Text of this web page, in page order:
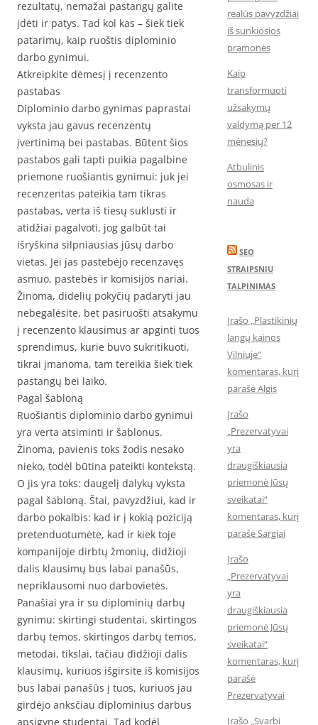
rezultatų, nemažai pastangų galite
įdėti ir patys. Tad kol kas – šiek tiek
patarimų, kaip ruoštis diplominio
darbo gynimui.
Atkreipkite dėmesį į recenzento
pastabas
Diplominio darbo gynimas paprastai
vyksta jau gavus recenzentų
įvertinimą bei pastabas. Būtent šios
pastabos gali tapti puikia pagalbine
priemone ruošiantis gynimui: juk jei
recenzentas pateikia tam tikras
pastabas, verta iš tiesų suklusti ir
atidžiai pagalvoti, jog galbūt tai
išryškina silpniausias jūsų darbo
vietas. Jei jas pastebėjo recenzavęs
asmuo, pastebės ir komisijos nariai.
Žinoma, didelių pokyčių padaryti jau
nebegalėsite, bet pasiruošti atsakymu
į recenzento klausimus ar apginti tuos
sprendimus, kurie buvo sukritikuoti,
tikrai įmanoma, tam tereikia šiek tiek
pastangų bei laiko.
Pagal šabloną
Ruošiantis diplominio darbo gynimui
yra verta atsiminti ir šablonus.
Žinoma, pavienis toks žodis nesako
nieko, todėl būtina pateikti kontekstą.
O jis yra toks: daugelį dalykų vyksta
pagal šabloną. Štai, pavyzdžiui, kad ir
darbo pokalbis: kad ir į kokią poziciją
pretenduotumėte, kad ir kiek toje
kompanijoje dirbtų žmonių, didžioji
dalis klausimų bus labai panašūs,
nepriklausomi nuo darbovietės.
Panašiai yra ir su diplominių darbų
gynimu: skirtingi studentai, skirtingos
darbų temos, skirtingos darbų temos,
metodai, tikslai, tačiau didžioji dalis
klausimų, kuriuos išgirsite iš komisijos
bus labai panašūs į tuos, kuriuos jau
girdėjo anksčiau diplominius darbus
apsigynę studentai. Tad kodėl
realūs pavyzdžiai
iš sunkiosios
pramonės
Kaip
transformuoti
užsakymų
valdymą per 12
mėnesių?
Atbulinis
osmosas ir
nauda
SEO
STRAIPSNIU
TALPINIMAS
Įrašo „Plastikinių
langų kainos
Vilniuje“
komentaras, kurį
parašė Algis
Įrašo
„Prezervatyvai
yra
draugiškiausia
priemonė Jūsų
sveikatai“
komentaras, kurį
parašė Sargiai
Įrašo
„Prezervatyvai
yra
draugiškiausia
priemonė Jūsų
sveikatai“
komentaras, kurį
parašė
Prezervatyvai
Įrašo „Svarbi